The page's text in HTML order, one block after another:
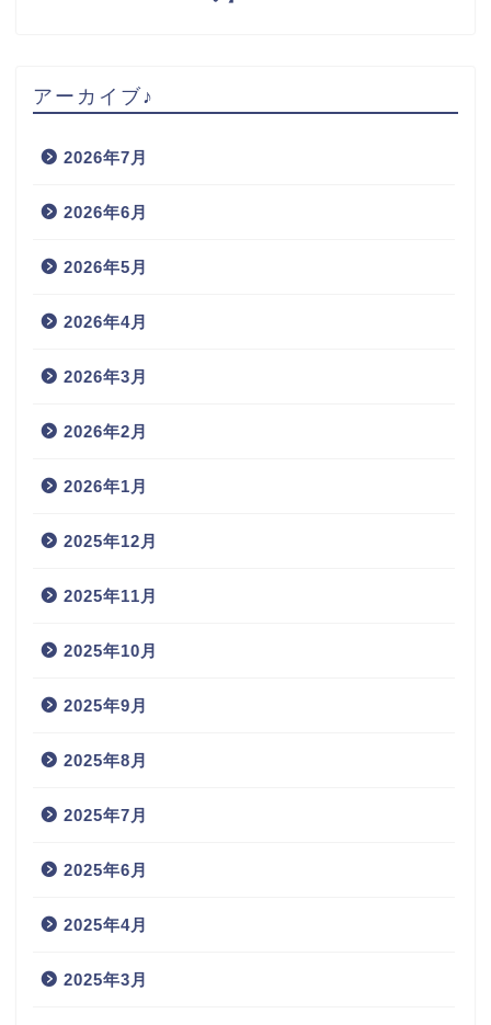
アーカイブ♪
2026年7月
2026年6月
2026年5月
2026年4月
2026年3月
2026年2月
2026年1月
2025年12月
2025年11月
2025年10月
2025年9月
2025年8月
2025年7月
2025年6月
2025年4月
2025年3月